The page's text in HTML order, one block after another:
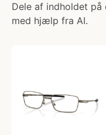
Dele af indholdet
med hjælp fra AI.